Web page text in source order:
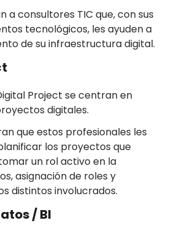
a consultores TIC que, con sus
tecnológicos, les ayuden a
de su infraestructura digital.
Project se centran en
digitales.
que estos profesionales les
los proyectos que
un rol activo en la
asignación de roles y
distintos involucrados.
/ BI